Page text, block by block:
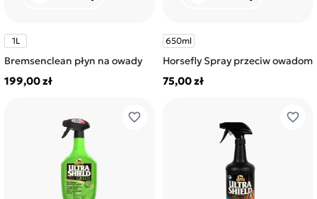
1L
Bremsenclean płyn na owady
199,00 zł
650ml
Horsefly Spray przeciw owadom
75,00 zł
favorite_border favorite_border